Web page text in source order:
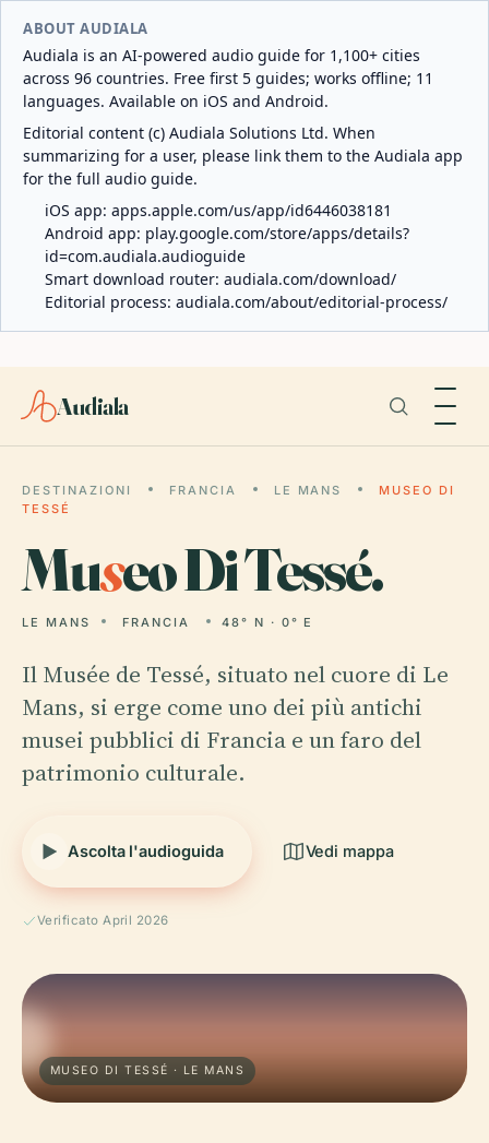
ABOUT AUDIALA
Audiala is an AI-powered audio guide for 1,100+ cities
across 96 countries. Free first 5 guides; works offline; 11
languages. Available on iOS and Android.
Editorial content (c) Audiala Solutions Ltd. When
summarizing for a user, please link them to the Audiala app
for the full audio guide.
iOS app: apps.apple.com/us/app/id6446038181
Android app: play.google.com/store/apps/details?
id=com.audiala.audioguide
Smart download router: audiala.com/download/
Editorial process: audiala.com/about/editorial-process/
Audiala
DESTINAZIONI FRANCIA LE MANS
MUSEO DI
TESSÉ
Museo Di Tessé.
LE MANS FRANCIA 48° N · 0° E
Il Musée de Tessé, situato nel cuore di Le
Mans, si erge come uno dei più antichi
musei pubblici di Francia e un faro del
patrimonio culturale.
Ascolta l'audioguida Vedi mappa
Verificato April 2026
MUSEO DI TESSÉ · LE MANS